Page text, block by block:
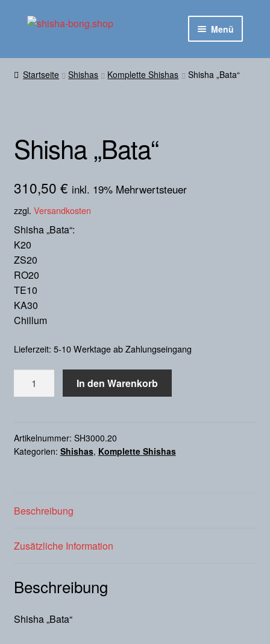
Zur
Zum
Menü
Startseite
Startseite Shishas Komplette Shishas Shisha „Bata“
Shisha „Bata“
310,50 € inkl. 19% Mehrwertsteuer
zzgl. Versandkosten
Shisha „Bata“:
K20
ZS20
RO20
TE10
KA30
Chillum
Lieferzeit: 5-10 Werktage ab Zahlungseingang
"Bata"
In den Warenkorb
Artikelnummer: SH3000.20
Kategorien: Shishas, Komplette Shishas
Beschreibung
Zusätzliche Information
Beschreibung
Shisha „Bata“